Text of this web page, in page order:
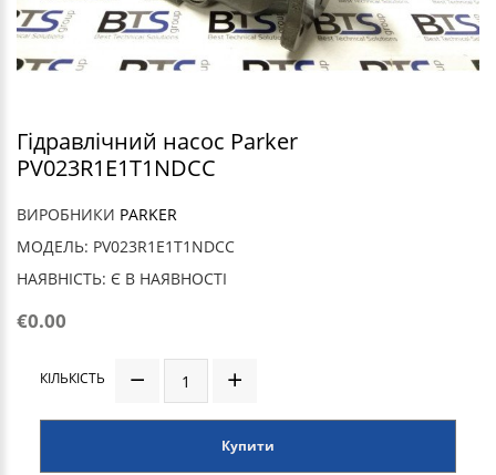
Гідравлічний насос Parker
PV023R1E1T1NDCC
ВИРОБНИКИ PARKER
МОДЕЛЬ: PV023R1E1T1NDCC
НАЯВНІСТЬ: Є В НАЯВНОСТІ
€0.00
КІЛЬКІСТЬ
Купити